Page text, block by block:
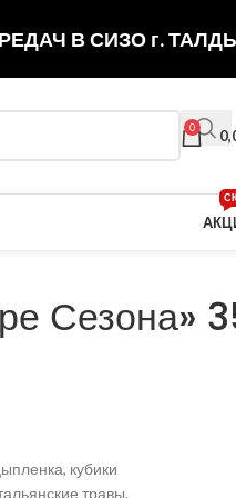
В СИЗО г.
0
Сезона»
кубики
травы.